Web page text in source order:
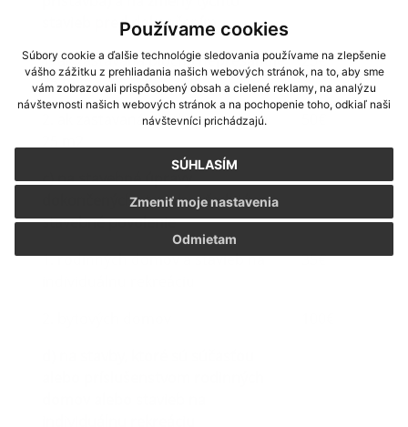
Používame cookies
Súbory cookie a ďalšie technológie sledovania používame na zlepšenie
vášho zážitku z prehliadania našich webových stránok, na to, aby sme
vám zobrazovali prispôsobený obsah a cielené reklamy, na analýzu
návštevnosti našich webových stránok a na pochopenie toho, odkiaľ naši
návštevníci prichádzajú.
SÚHLASÍM
Odmietam
Zmeniť moje nastavenia
stavieb pred dokončením
1. ak zastavaná plocha nepresahuje
25 m2
25€
2. ak zastavaná plocha presahuje
c) na stavebné úpravy
dokončených stavieb vyžadujúce
stavebné povolenie
1. rodinných domov a stavieb na
35€